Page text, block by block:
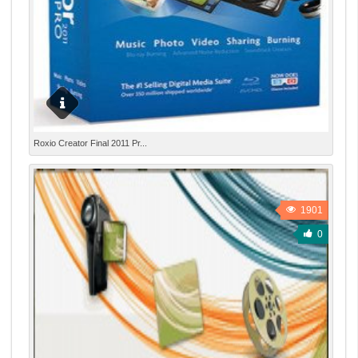
Roxio Creator Pro 2011
Roxio Creator Final 2011 Pr...
1901
0